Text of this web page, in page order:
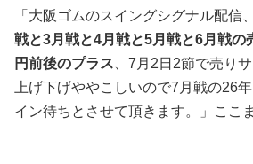
「大阪ゴムのスイングシグナル配信
戦と3月戦と4月戦と5月戦と6月戦の
円前後のプラス 、7月2日2節で売り
上げ下げややこしいので7月戦の26
イン待ちとさせて頂きます。」ここ